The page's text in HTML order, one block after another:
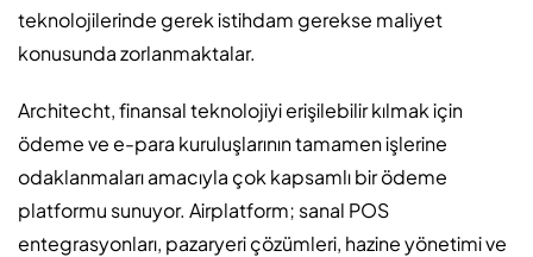
teknolojilerinde gerek istihdam gerekse maliyet
konusunda zorlanmaktalar.
Architecht, finansal teknolojiyi erişilebilir kılmak için
ödeme ve e-para kuruluşlarının tamamen işlerine
odaklanmaları amacıyla çok kapsamlı bir ödeme
platformu sunuyor. Airplatform; sanal POS
entegrasyonları, pazaryeri çözümleri, hazine yönetimi ve